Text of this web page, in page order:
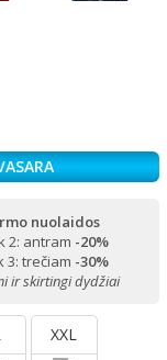
nuolaidos
2: antram -20%
3: trečiam -30%
ir skirtingi dydžiai
XXL